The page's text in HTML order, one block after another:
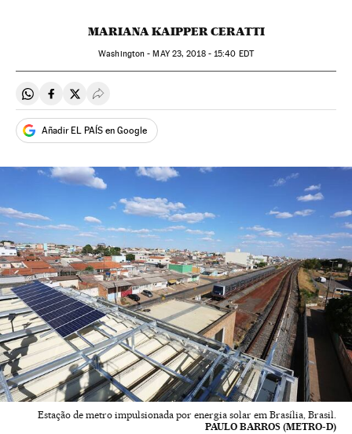
MARIANA KAIPPER CERATTI
Washington -MAY23, 2018 - 15:40 EDT
Compartir en Whatsapp
Compartir en Facebook
Compartir en Twitter
Desplegar Redes Sociales
Añadir EL PAÍS en Google
Estação de metro impulsionada por energia solar em Brasília, Brasil.
PAULO BARROS (METRO-D)